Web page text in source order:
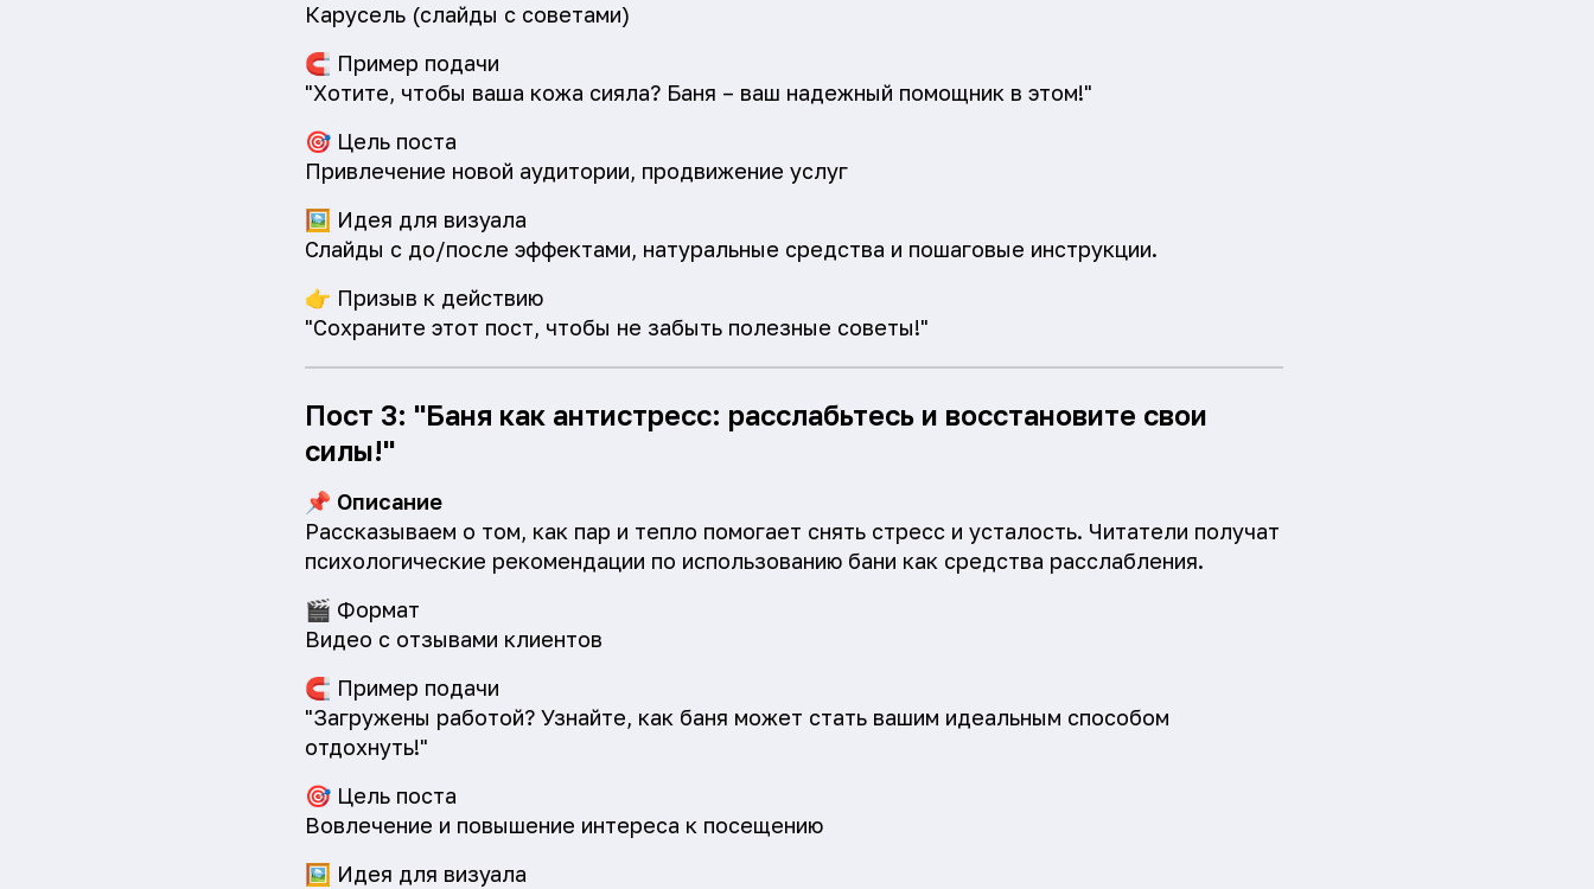
Карусель (слайды с советами)
🧲 Пример подачи
"Хотите, чтобы ваша кожа сияла? Баня – ваш надежный помощник в этом!"
🎯 Цель поста
Привлечение новой аудитории, продвижение услуг
🖼️ Идея для визуала
Слайды с до/после эффектами, натуральные средства и пошаговые инструкции.
👉 Призыв к действию
"Сохраните этот пост, чтобы не забыть полезные советы!"
Пост 3: "Баня как антистресс: расслабьтесь и восстановите свои
силы!"
📌 Описание
Рассказываем о том, как пар и тепло помогает снять стресс и усталость. Читатели получат
психологические рекомендации по использованию бани как средства расслабления.
🎬 Формат
Видео с отзывами клиентов
🧲 Пример подачи
"Загружены работой? Узнайте, как баня может стать вашим идеальным способом
отдохнуть!"
🎯 Цель поста
Вовлечение и повышение интереса к посещению
🖼️ Идея для визуала